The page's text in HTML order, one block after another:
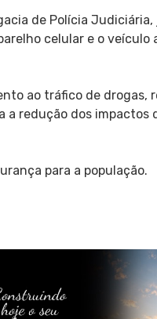
de Polícia
celular e o veículo
ao tráfico de drogas,
redução dos impactos
para a população.